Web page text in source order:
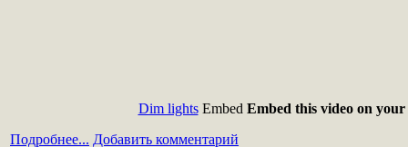
Dim lightsEmbed Embed this video on your
Подробнее... Добавить комментарий